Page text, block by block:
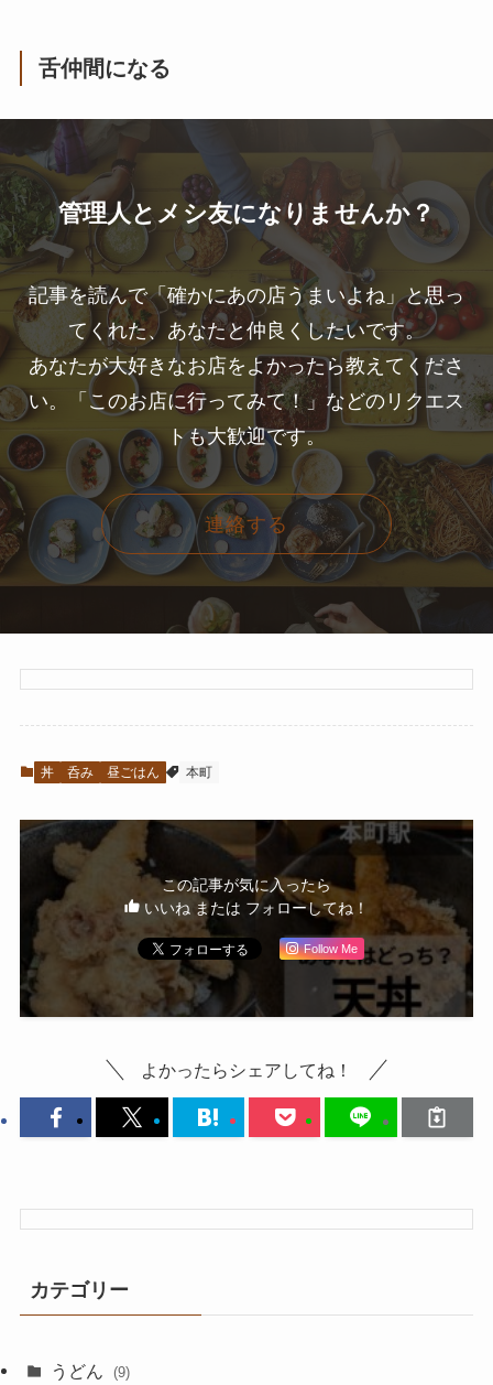
舌仲間になる
管理人とメシ友になりませんか？
記事を読んで「確かにあの店うまいよね」と思っ
てくれた、あなたと仲良くしたいです。
あなたが大好きなお店をよかったら教えてくださ
い。「このお店に行ってみて！」などのリクエス
トも大歓迎です。
連絡する
丼 呑み 昼ごはん 本町
この記事が気に入ったら
いいね または フォローしてね！
Follow Me
よかったらシェアしてね！
カテゴリー
うどん (9)